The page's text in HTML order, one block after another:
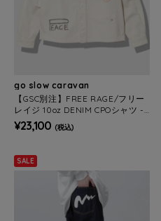
go slow caravan
【GSC別注】FREE RAGE/フリー
レイジ 10oz DENIM CPOシャツ -
Hand Paint ver - (MENS)
¥23,100 (税込)
SALE